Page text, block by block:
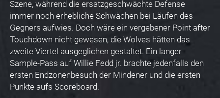
Szene, während die ersatzgeschwächte Defense
immer noch erhebliche Schwächen bei Läufen des
Gegners aufwies. Doch wäre ein vergebener Point after
Touchdown nicht gewesen, die Wolves hätten das
zweite Viertel ausgeglichen gestaltet. Ein langer
Sample-Pass auf Willie Fedd jr. brachte jedenfalls den
ersten Endzonenbesuch der Mindener und die ersten
Punkte aufs Scoreboard.